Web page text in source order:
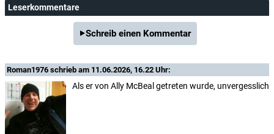
Leserkommentare
Schreib einen Kommentar
Roman1976 schrieb am 11.06.2026, 16.22 Uhr:
Als er von Ally McBeal getreten wurde, unvergesslich